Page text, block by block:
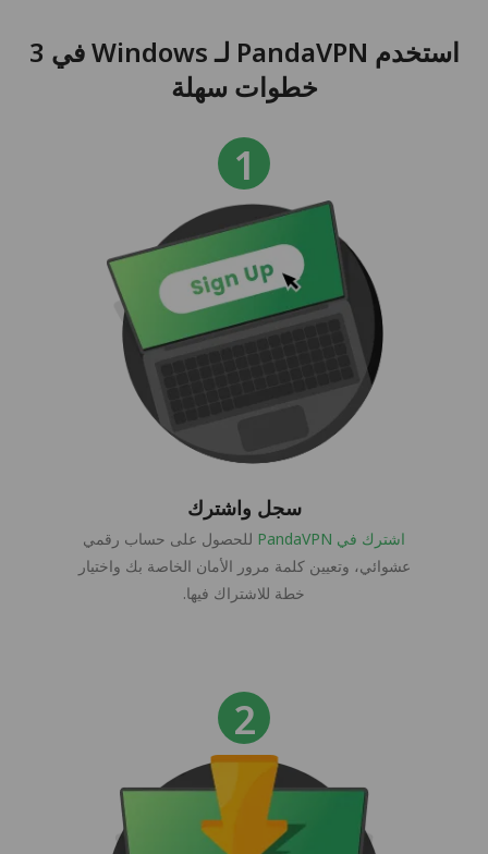
استخدم PandaVPN لـ Windows في 3
خطوات سهلة
سجل واشترك
اشترك في PandaVPN
للحصول على حساب رقمي
عشوائي، وتعيين كلمة مرور الأمان الخاصة بك واختيار
خطة للاشتراك فيها.